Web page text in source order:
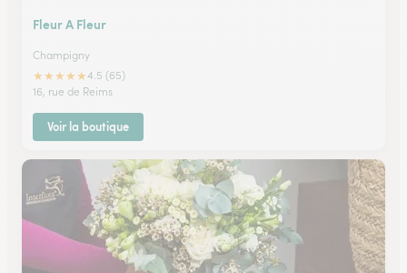
Fleur A Fleur
Champigny
★★★★★4.5 (65)
16, rue de Reims
Voir la boutique